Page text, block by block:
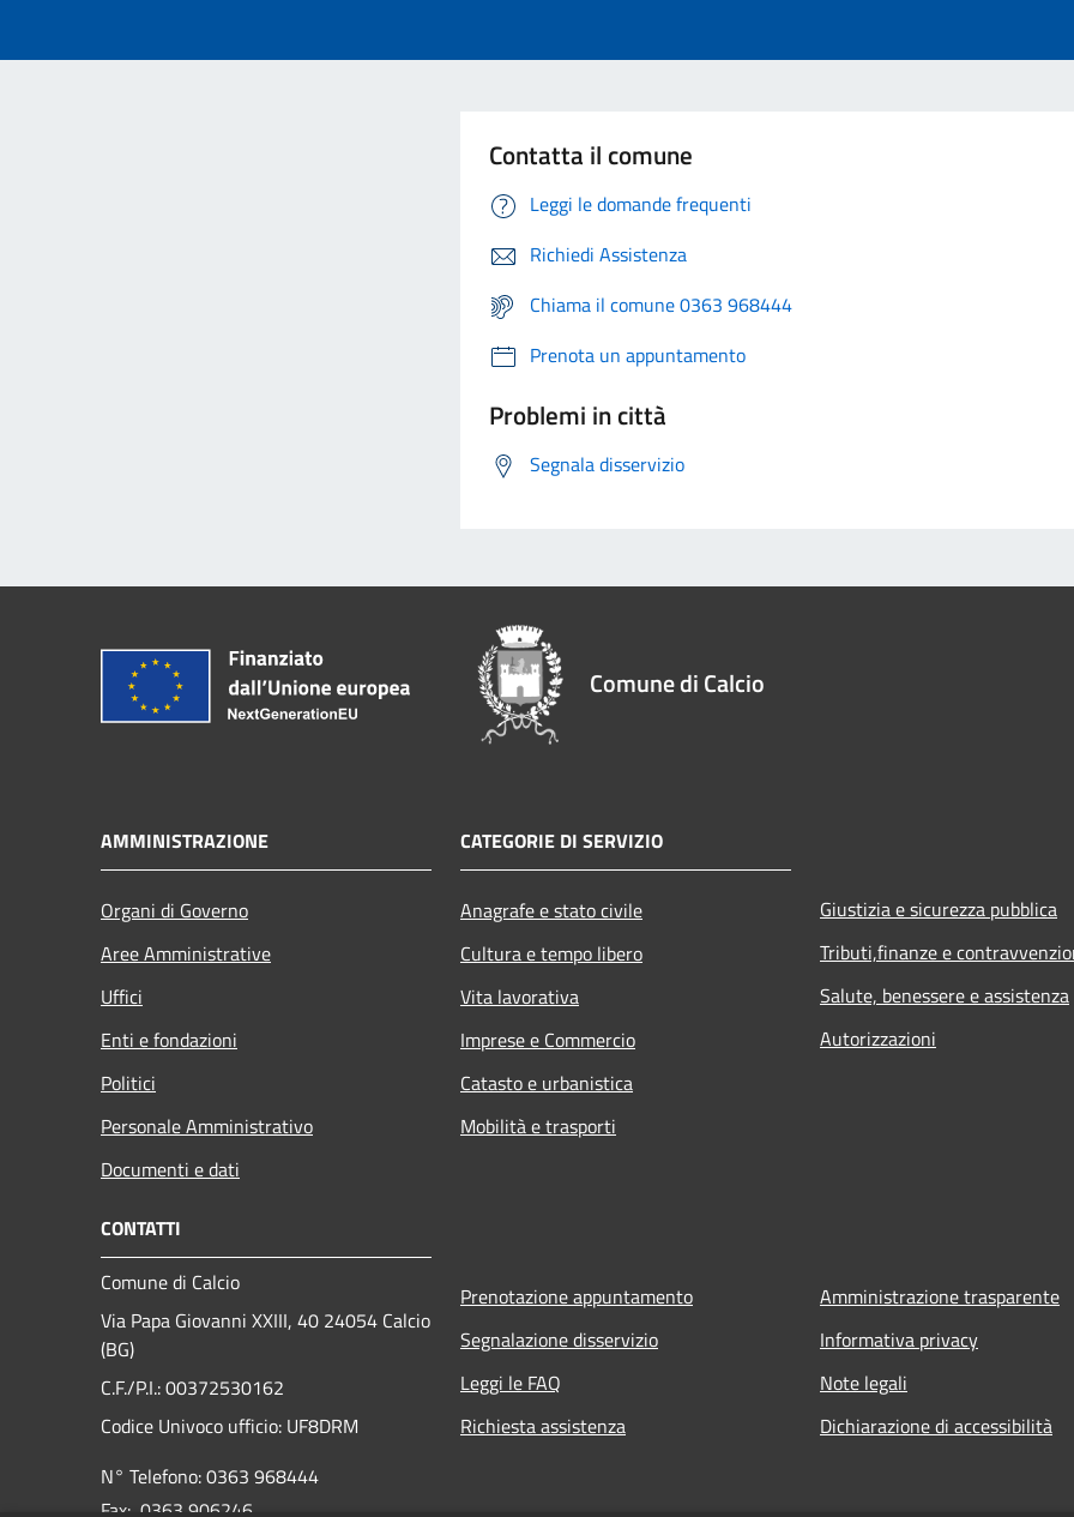
Contatta il comune
Leggi le domande frequenti
Richiedi Assistenza
Chiama il comune 0363 968444
Prenota un appuntamento
Problemi in città
Segnala disservizio
Comune di Calcio
AMMINISTRAZIONE
Organi di Governo
Aree Amministrative
Uffici
Enti e fondazioni
Politici
Personale Amministrativo
Documenti e dati
CATEGORIE DI SERVIZIO
Anagrafe e stato civile
Cultura e tempo libero
Vita lavorativa
Imprese e Commercio
Catasto e urbanistica
Mobilità e trasporti
Giustizia e sicurezza pubblica
Tributi,finanze e
Salute, benessere e assistenza
Autorizzazioni
CONTATTI
Comune di Calcio
Via Papa Giovanni XXIII, 40 24054 Calcio
(BG)
C.F./P.I.: 00372530162
Codice Univoco ufficio: UF8DRM
N° Telefono: 0363 968444
Fax: 0363 906246
Prenotazione appuntamento
Segnalazione disservizio
Leggi le FAQ
Richiesta assistenza
Amministrazione trasparente
Informativa privacy
Note legali
Dichiarazione di accessibilità